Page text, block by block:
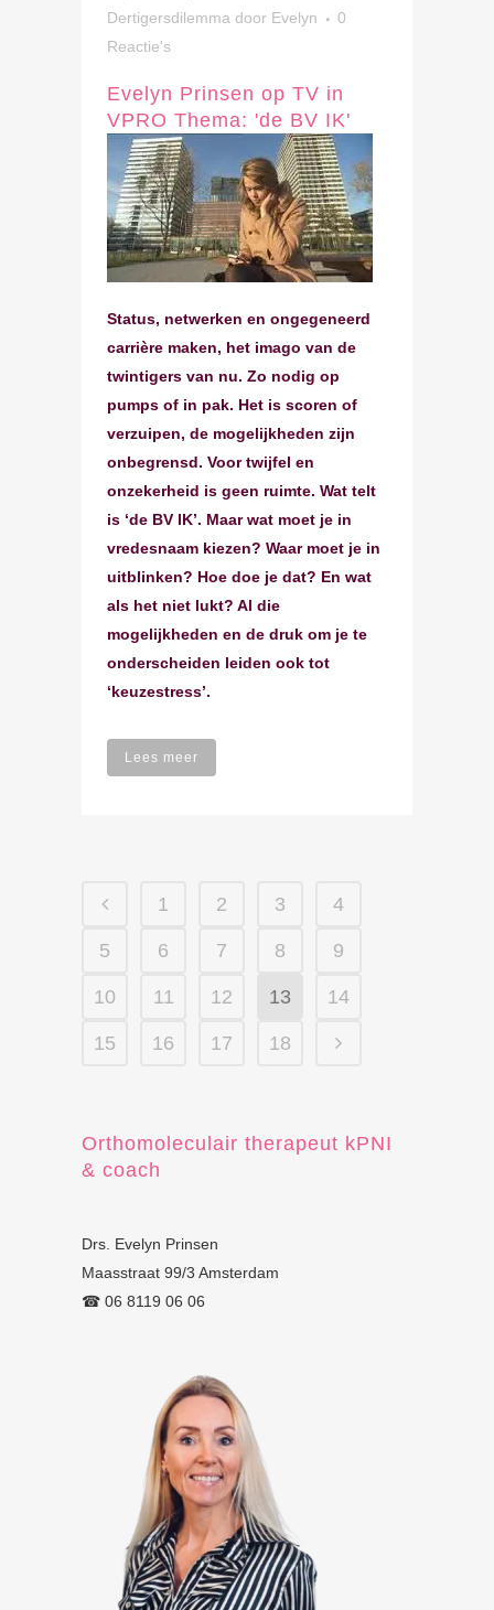
Dertigersdilemma door Evelyn
0
Reactie's
Evelyn Prinsen op TV in
VPRO Thema: 'de BV IK'
Status, netwerken en ongegeneerd
carrière maken, het imago van de
twintigers van nu. Zo nodig op
pumps of in pak. Het is scoren of
verzuipen, de mogelijkheden zijn
onbegrensd. Voor twijfel en
onzekerheid is geen ruimte. Wat telt
is ‘de BV IK’. Maar wat moet je in
vredesnaam kiezen? Waar moet je in
uitblinken? Hoe doe je dat? En wat
als het niet lukt? Al die
mogelijkheden en de druk om je te
onderscheiden leiden ook tot
‘keuzestress’.
Lees meer
1 2 3 4
5 6 7 8 9
10 11 12 13 14
15 16 17 18
Orthomoleculair therapeut kPNI
& coach
Drs. Evelyn Prinsen
Maasstraat 99/3 Amsterdam
☎︎ 06 8119 06 06